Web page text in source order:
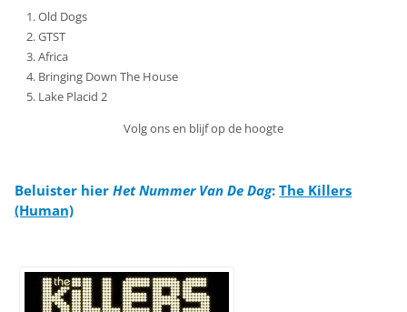
Old Dogs
GTST
Africa
Bringing Down The House
Lake Placid 2
Volg ons en blijf op de hoogte
Beluister hierHet Nummer Van De Dag:The Killers
(Human)